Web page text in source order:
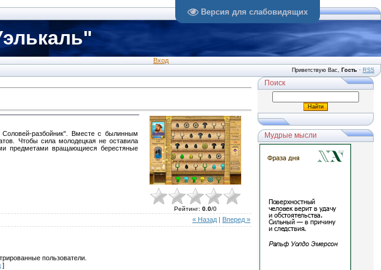
Версия для слабовидящих
Вход
Приветствую Вас, Гость · RSS
разбойник". Вместе с былинным
Чтобы сила молодецкая не оставила
предметами вращающиеся берестяные
Рейтинг: 0.0/0
« Назад Вперед »
пользователи.
]
Поиск
Мудрые мысли